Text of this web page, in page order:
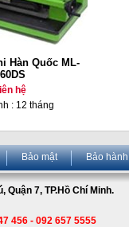
Hàn Quốc ML-
hệ
: 12 tháng
Bảo mật Bảo hành
7, TP.Hồ Chí Minh.
456 - 092 657 5555